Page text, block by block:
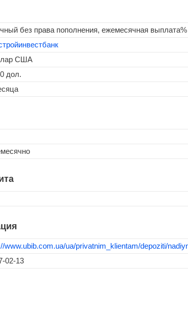
без права пополнения, ежемесячная выплата%
США
дол.
www.ubib.com.ua/ua/privatnim_klientam/depoziti/
02-13